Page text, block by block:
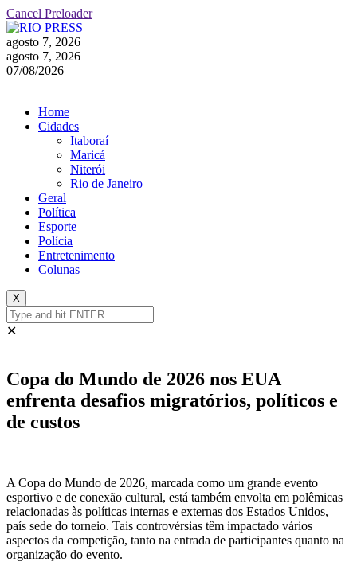
Cancel Preloader
agosto 7, 2026
agosto 7, 2026
07/08/2026
Home
Cidades
Itaboraí
Maricá
Niterói
Rio de Janeiro
Geral
Política
Esporte
Polícia
Entretenimento
Colunas
X
✕
Copa do Mundo de 2026 nos EUA
enfrenta desafios migratórios, políticos e
de custos
A Copa do Mundo de 2026, marcada como um grande evento
esportivo e de conexão cultural, está também envolta em polêmicas
relacionadas às políticas internas e externas dos Estados Unidos,
país sede do torneio. Tais controvérsias têm impactado vários
aspectos da competição, tanto na entrada de participantes quanto na
organização do evento.